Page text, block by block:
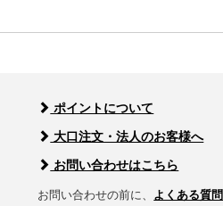
ポイントについて
大口注文・法人のお客様へ
お問い合わせはこちら
お問い合わせの前に、 よくある質問